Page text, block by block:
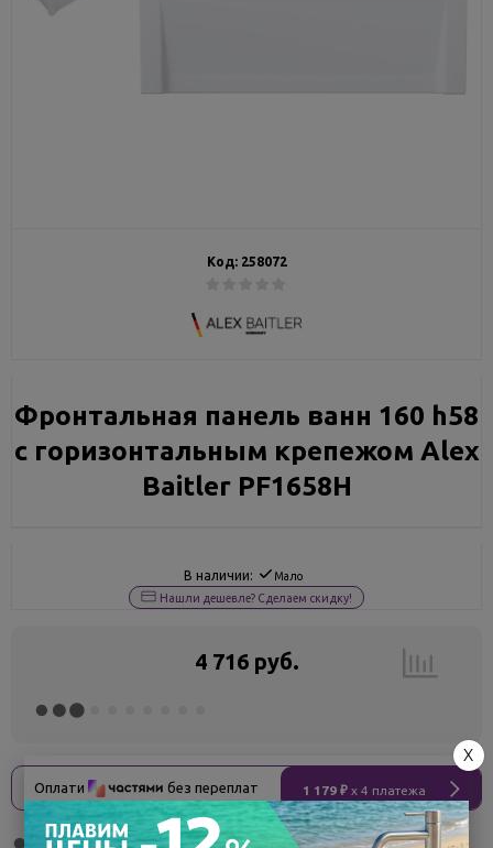
Код: 258072
Фронтальная панель ванн 160 h58
с горизонтальным крепежом Alex
Baitler PF1658H
В наличии: Мало
Нашли дешевле? Сделаем скидку!
4 716 руб.
Оплати без переплат 1 179 ₽ x 4 платежа
X